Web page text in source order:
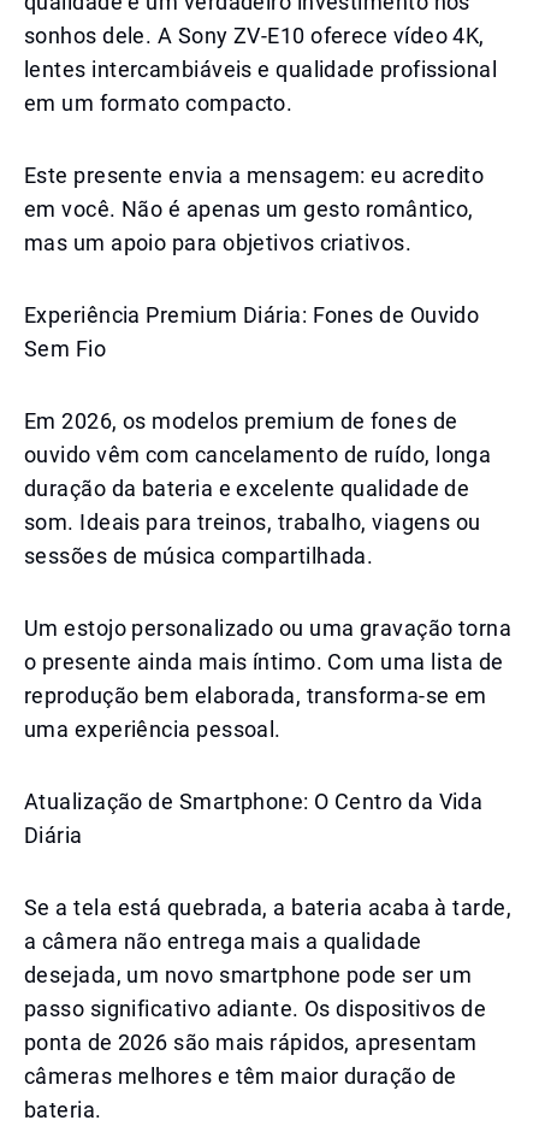
sonhos dele. A Sony ZV-E10 oferece vídeo 4K,
lentes intercambiáveis e qualidade profissional
em um formato compacto.
Este presente envia a mensagem: eu acredito
em você. Não é apenas um gesto romântico,
mas um apoio para objetivos criativos.
Experiência Premium Diária: Fones de Ouvido
Sem Fio
Em 2026, os modelos premium de fones de
ouvido vêm com cancelamento de ruído, longa
duração da bateria e excelente qualidade de
som. Ideais para treinos, trabalho, viagens ou
sessões de música compartilhada.
Um estojo personalizado ou uma gravação torna
o presente ainda mais íntimo. Com uma lista de
reprodução bem elaborada, transforma-se em
uma experiência pessoal.
Atualização de Smartphone: O Centro da Vida
Diária
Se a tela está quebrada, a bateria acaba à tarde,
a câmera não entrega mais a qualidade
desejada, um novo smartphone pode ser um
passo significativo adiante. Os dispositivos de
ponta de 2026 são mais rápidos, apresentam
câmeras melhores e têm maior duração de
bateria.